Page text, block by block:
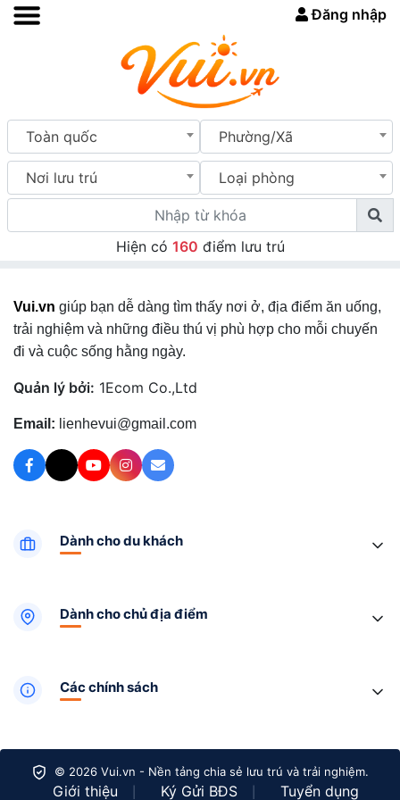
Đăng nhập
Toàn quốc Phường/Xã
Nơi lưu trú Loại phòng
Hiện có 160 điểm lưu trú
Vui.vn giúp bạn dễ dàng tìm thấy nơi ở, địa điểm ăn uống,
trải nghiệm và những điều thú vị phù hợp cho mỗi chuyến
đi và cuộc sống hằng ngày.
Quản lý bởi: 1Ecom Co.,Ltd
Email: lienhevui@gmail.com
Dành cho du khách
Dành cho chủ địa điểm
Các chính sách
© 2026 Vui.vn - Nền tảng chia sẻ lưu trú và trải nghiệm.
Giới thiệu Ký Gửi BĐS Tuyển dụng